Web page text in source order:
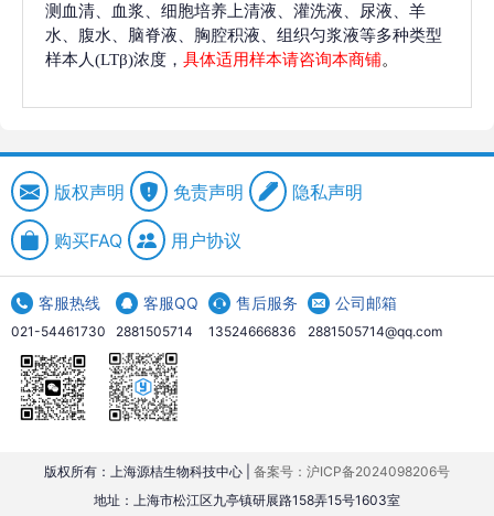
测血清、血浆、细胞培养上清液、灌洗液、尿液、羊
水、腹水、脑脊液、胸腔积液、组织匀浆液等多种类型
样本人(LTβ)浓度， 具体适用样本请咨询本商铺。
版权声明 免责声明 隐私声明
购买FAQ 用户协议
客服热线
021-54461730
客服QQ
2881505714
售后服务
13524666836
公司邮箱
2881505714@qq.com
版权所有：上海源桔生物科技中心 | 备案号：沪ICP备2024098206号
地址：上海市松江区九亭镇研展路158弄15号1603室